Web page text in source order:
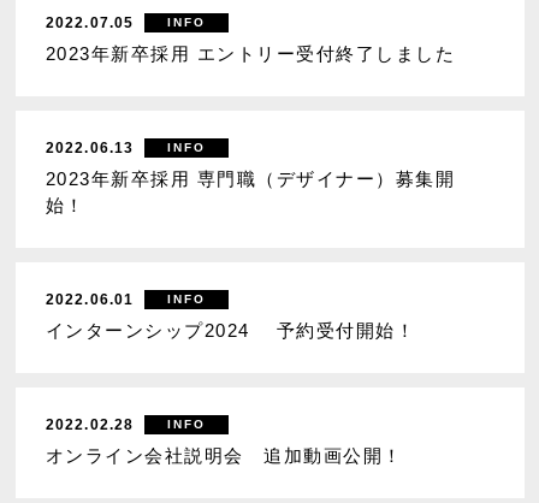
2022.07.05 INFO
2023年新卒採用 エントリー受付終了しました
2022.06.13 INFO
2023年新卒採用 専門職（デザイナー）募集開
始！
2022.06.01 INFO
インターンシップ2024 予約受付開始！
2022.02.28 INFO
オンライン会社説明会 追加動画公開！